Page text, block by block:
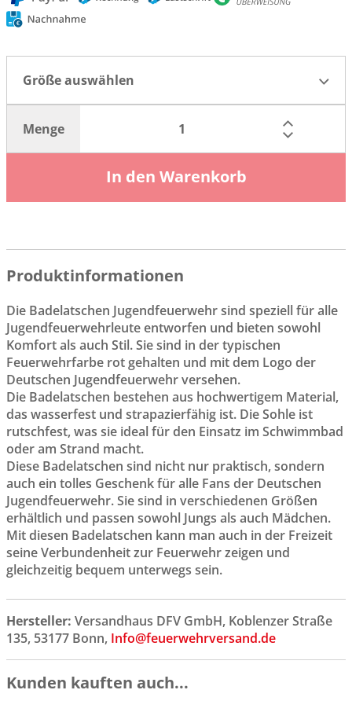
Größe auswählen
Menge
In den Warenkorb
Produktinformationen
Die Badelatschen Jugendfeuerwehr sind speziell für alle
Jugendfeuerwehrleute entworfen und bieten sowohl
Komfort als auch Stil. Sie sind in der typischen
Feuerwehrfarbe rot gehalten und mit dem Logo der
Deutschen Jugendfeuerwehr versehen.
Die Badelatschen bestehen aus hochwertigem Material,
das wasserfest und strapazierfähig ist. Die Sohle ist
rutschfest, was sie ideal für den Einsatz im Schwimmbad
oder am Strand macht.
Diese Badelatschen sind nicht nur praktisch, sondern
auch ein tolles Geschenk für alle Fans der Deutschen
Jugendfeuerwehr. Sie sind in verschiedenen Größen
erhältlich und passen sowohl Jungs als auch Mädchen.
Mit diesen Badelatschen kann man auch in der Freizeit
seine Verbundenheit zur Feuerwehr zeigen und
gleichzeitig bequem unterwegs sein.
Hersteller: Versandhaus DFV GmbH, Koblenzer Straße
135, 53177 Bonn, Info@feuerwehrversand.de
Kunden kauften auch...